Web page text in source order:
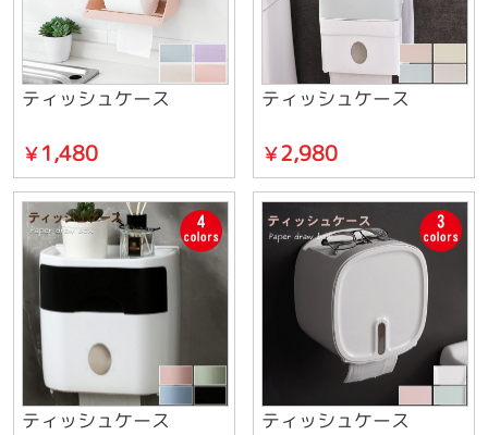
ティッシュケース
￥1,480
ティッシュケース
￥2,980
ティッシュケース ティッシュケース